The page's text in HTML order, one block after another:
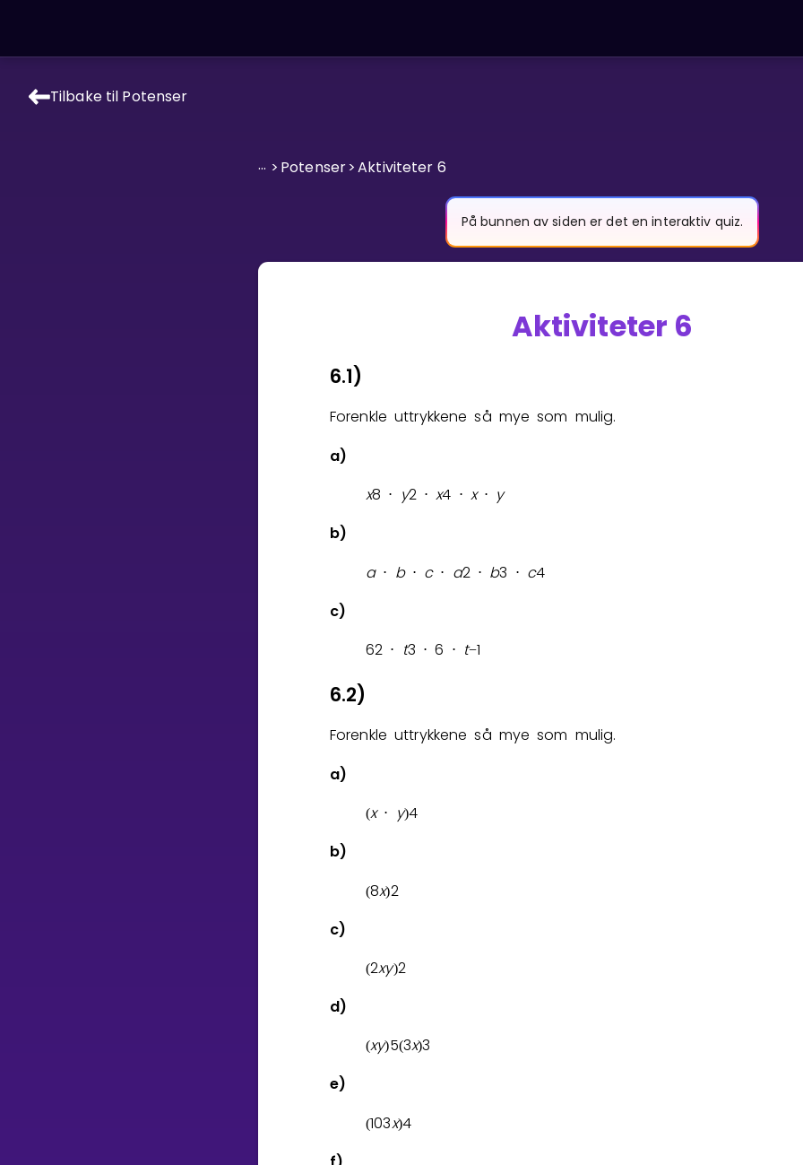
Tilbake til Potenser
... > Potenser>Aktiviteter 6
På bunnen av siden er det en interaktiv quiz.
Aktiviteter 6
6.1)
Forenkle uttrykkene så mye som mulig.
a)
x8 ⋅ y2 ⋅ x4 ⋅ x ⋅
y
b)
a ⋅ b ⋅ c ⋅ a2 ⋅ b3 ⋅ c4
c)
62 ⋅ t3 ⋅ 6 ⋅ t−1
6.2)
Forenkle uttrykkene så mye som mulig.
a)
(x ⋅ y)4
b)
(8x)2
c)
(2xy)2
d)
(xy)5(3x)3
e)
(103x)4